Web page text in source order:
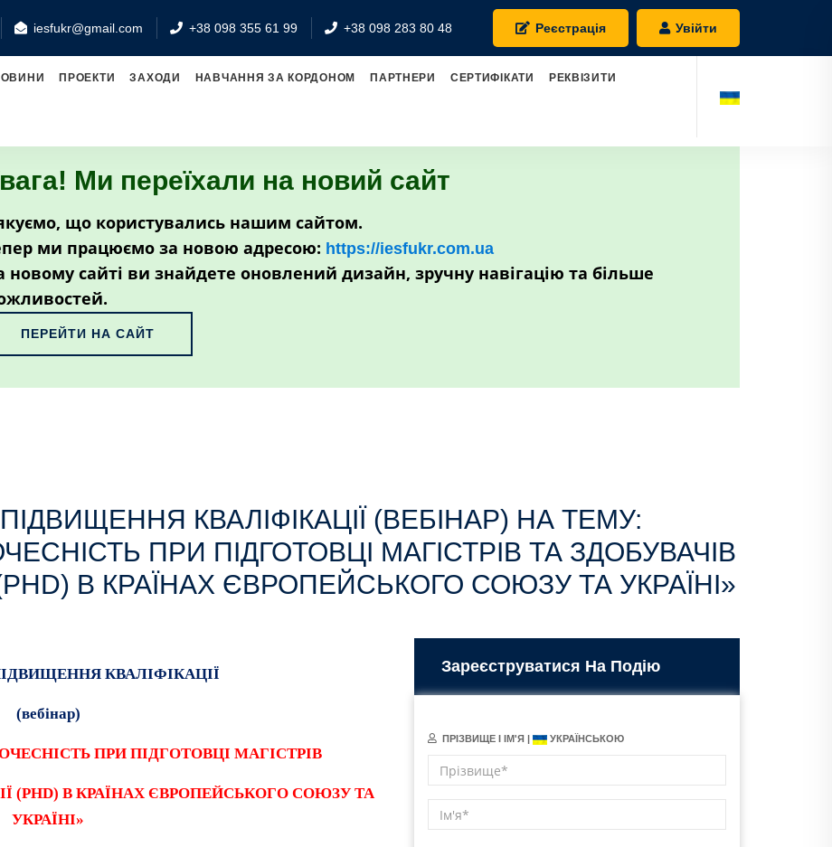
iesfukr@gmail.com +38 098 355 61 99 +38 098 283 80 48 Реєстрація Увійти
ПРОЕКТИ ЗАХОДИ НАВЧАННЯ ЗА КОРДОНОМ ПАРТНЕРИ СЕРТИФІКАТИ РЕКВІЗИТИ
Ми переїхали на новий сайт
що користувались нашим сайтом.
ми працюємо за новою адресою: https://iesfukr.com.ua
новому сайті ви знайдете оновлений дизайн, зручну навігацію та більше
ПЕРЕЙТИ НА САЙТ
КВАЛІФІКАЦІЇ (ВЕБІНАР) НА ТЕМУ:
ПРИ ПІДГОТОВЦІ МАГІСТРІВ ТА ЗДОБУВАЧІВ
В КРАЇНАХ ЄВРОПЕЙСЬКОГО СОЮЗУ ТА УКРАЇНІ»
КВАЛІФІКАЦІЇ
(вебінар)
ПРИ ПІДГОТОВЦІ МАГІСТРІВ
(PHD) В КРАЇНАХ ЄВРОПЕЙСЬКОГО СОЮЗУ ТА
УКРАЇНІ»
Зареєструватися На Подію
ПРІЗВИЩЕ І ІМ'Я | УКРАЇНСЬКОЮ